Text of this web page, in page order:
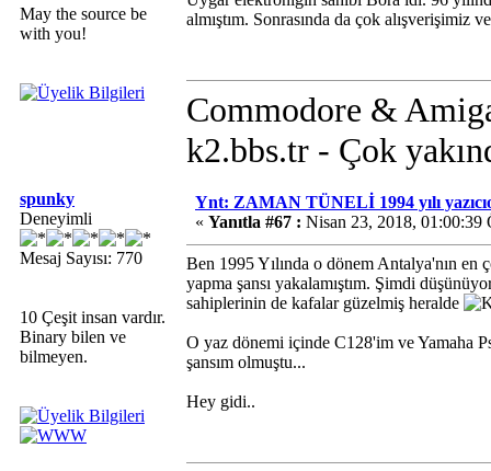
May the source be
with you!
almıştım. Sonrasında da çok alışverişimiz
Commodore &
k2.bbs.tr - Çok
spunky
Deneyimli
Mesaj Sayısı: 770
10 Çeşit insan vardır.
Binary bilen ve
bilmeyen.
Ynt: ZAMAN TÜNELİ 1994 yılı
« Yanıtla #67 : Nisan 23, 2018, 01:00:39
Ben 1995 Yılında o dönem Antalya'nın
yapma şansı yakalamıştım. Şimdi
sahiplerinin de kafalar güzelmiş heralde
O yaz dönemi içinde C128'im ve Yamaha
şansım olmuştu...
Hey gidi..